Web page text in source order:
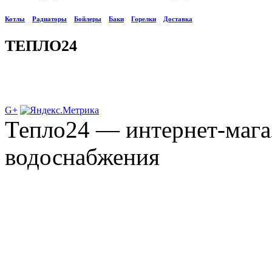
Котлы Радиаторы Бойлеры Баки Горелки Доставка
ТЕПЛО24
G+
Тепло24 — интернет-
водоснабжения